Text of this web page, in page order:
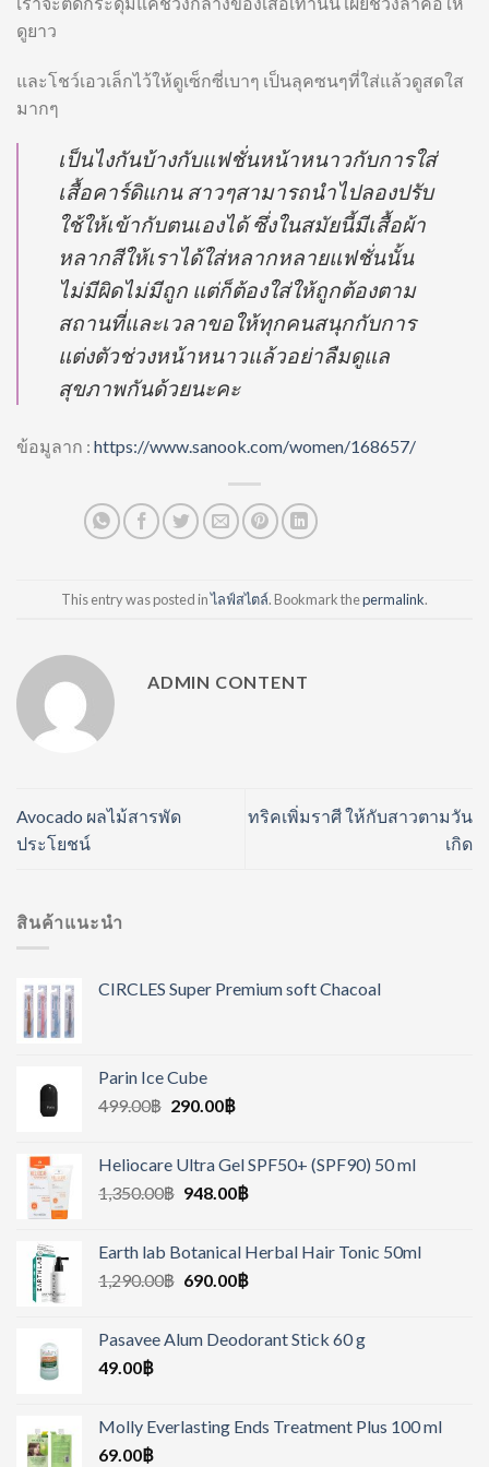
ดูยาว
และโชว์เอวเล็กไว้ให้ดูเซ็กซี่เบาๆ เป็นลุคซนๆที่ใส่แล้วดูสดใส
มากๆ
เป็นไงกันบ้างกับแฟชั่นหน้าหนาวกับการใส่
เสื้อคาร์ดิแกน สาวๆสามารถนำไปลองปรับ
ใช้ให้เข้ากับตนเองได้ ซึ่งในสมัยนี้มีเสื้อผ้า
หลากสีให้เราได้ใส่หลากหลายแฟชั่นนั้น
ไม่มีผิดไม่มีถูก แต่ก็ต้องใส่ให้ถูกต้องตาม
สถานที่และเวลาขอให้ทุกคนสนุกกับการ
แต่งตัวช่วงหน้าหนาวแล้วอย่าลืมดูแล
สุขภาพกันด้วยนะคะ
ข้อมูลาก : https://www.sanook.com/women/168657/
This entry was posted inไลฟ์สไตล์. Bookmark thepermalink.
ADMIN CONTENT
Avocado ผลไม้สารพัด
ประโยชน์
ทริคเพิ่มราศี ให้กับสาวตามวัน
เกิด
สินค้าแนะนำ
CIRCLES Super Premium soft Chacoal
Parin Ice Cube
499.00฿ 290.00฿
Heliocare Ultra Gel SPF50+ (SPF90) 50 ml
1,350.00฿ 948.00฿
Earth lab Botanical Herbal Hair Tonic 50ml
1,290.00฿ 690.00฿
Pasavee Alum Deodorant Stick 60 g
49.00฿
Molly Everlasting Ends Treatment Plus 100 ml
69.00฿